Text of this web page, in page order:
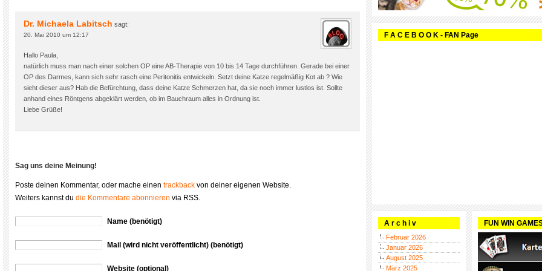
Dr. Michaela Labitsch sagt:
20. Mai 2010 um 12:17
Hallo Paula,
natürlich muss man nach einer solchen OP eine AB-Therapie von 10 bis 14 Tage durchführen. Gerade bei einer
OP des Darmes, kann sich sehr rasch eine Peritonitis entwickeln. Setzt deine Katze regelmäßig Kot ab ? Wie
sieht dieser aus? Hab die Befürchtung, dass deine Katze Schmerzen hat, da sie noch immer lustlos ist. Sollte
anhand eines Röntgens abgeklärt werden, ob im Bauchraum alles in Ordnung ist.
Liebe Grüße!
Sag uns deine Meinung!
Poste deinen Kommentar, oder mache einen trackback von deiner eigenen Website.
Weiters kannst du die Kommentare abonnieren via RSS.
Name (benötigt)
Mail (wird nicht veröffentlicht) (benötigt)
Website (optional)
F A C E B O O K - FAN Page
A r c h i v
Februar 2026
Januar 2026
August 2025
März 2025
FUN WIN